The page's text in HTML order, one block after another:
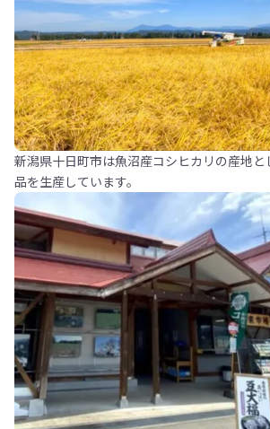
新潟県十日町市は魚沼産コシヒカリの産地
品を生産しています。